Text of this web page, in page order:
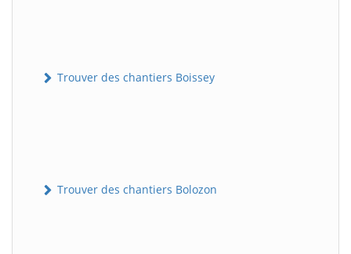
Trouver des chantiers Boissey
Trouver des chantiers Bolozon